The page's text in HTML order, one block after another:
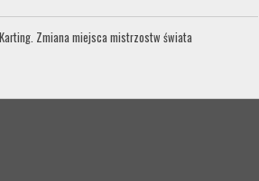
Zmiana miejsca mistrzostw świata